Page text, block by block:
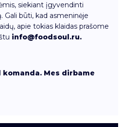
siekiant įgyvendinti
būti, kad asmeninėje
apie tokias klaidas prašome
info@foodsoul.ru.
komanda. Mes dirbame